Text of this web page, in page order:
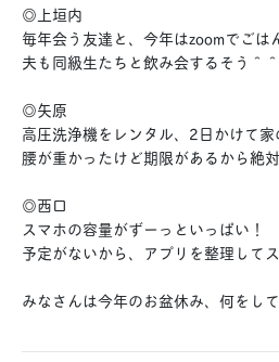
◎上垣内
毎年会う友達と、今年はzoomでごは
夫も同級生たちと飲み会するそう＾＾
◎矢原
高圧洗浄機をレンタル、2日かけて家
腰が重かったけど期限があるから絶
◎西口
スマホの容量がずーっといっぱい！
予定がないから、アプリを整理して
みなさんは今年のお盆休み、何をし